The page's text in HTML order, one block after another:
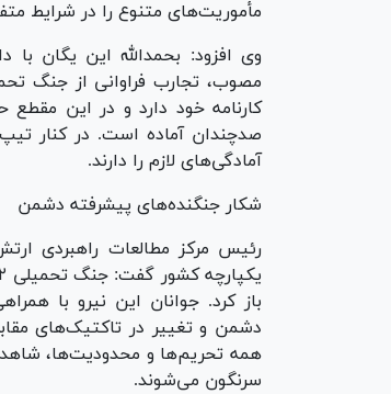
مأموریت‌های متنوع را در شرایط
وی افزود: بحمدالله این یگان با
مصوب، تجارب فراوانی از جنگ
کارنامه خود دارد و در این مقطع
آمادگی‌های لازم را دارند.
شکار جنگنده‌های پیشرفته دشمن
رئیس مرکز مطالعات راهبردی
باز کرد. جوانان این نیرو با
دشمن و تغییر در تاکتیک‌های
همه تحریم‌ها و محدودیت‌ها،
سرنگون می‌شوند.